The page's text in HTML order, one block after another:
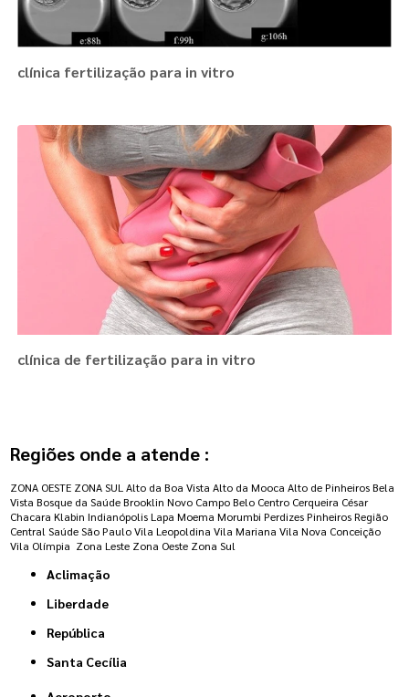
clínica fertilização para in vitro
clínica de fertilização para in vitro
Regiões onde a atende :
ZONA OESTE ZONA SUL Alto da Boa Vista Alto da Mooca Alto de Pinheiros Bela
Vista Bosque da Saúde Brooklin Novo Campo Belo Centro Cerqueira César
Chacara Klabin Indianópolis Lapa Moema Morumbi Perdizes Pinheiros Região
Central Saúde São Paulo Vila Leopoldina Vila Mariana Vila Nova Conceição
Vila Olímpia Zona Leste Zona Oeste Zona Sul
Aclimação
Liberdade
República
Santa Cecília